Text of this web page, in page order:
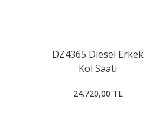
DZ4365 Diesel Erkek
Kol Saati
24.720,00 TL